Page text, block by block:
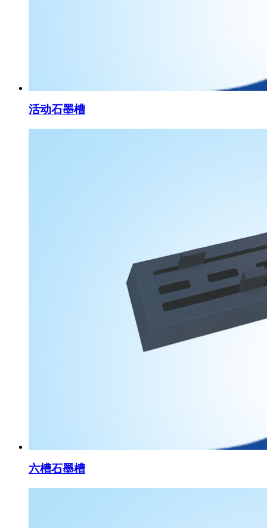
活动石墨槽
六槽石墨槽